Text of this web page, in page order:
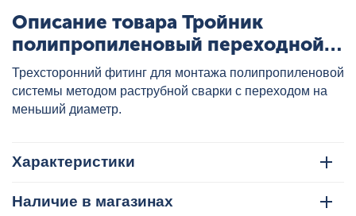
Описание товара Тройник
полипропиленовый переходной
63x40x63 бел. VALTEC, артикул:
VTp.735.0.063040063
Трехсторонний фитинг для монтажа полипропиленовой
системы методом раструбной сварки с переходом на
меньший диаметр.
Характеристики
Наличие в магазинах